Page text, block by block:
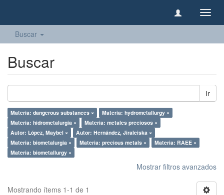
Buscar
Buscar
Ir
Materia: dangerous substances ×
Materia: hydrometallurgy ×
Materia: hidrometalurgia ×
Materia: metales preciosos ×
Autor: López, Maybel ×
Autor: Hernández, Jiraleiska ×
Materia: biometalurgia ×
Materia: precious metals ×
Materia: RAEE ×
Materia: biometallurgy ×
Mostrar filtros avanzados
Mostrando ítems 1-1 de 1